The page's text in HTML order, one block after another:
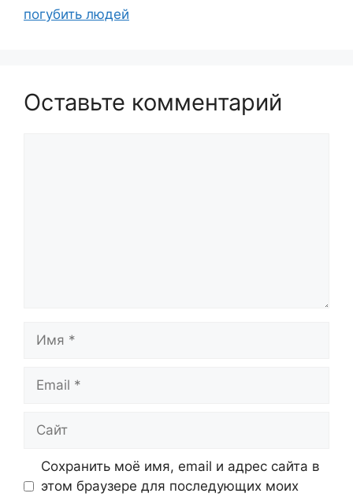
погубить людей
Оставьте комментарий
Имя
Email
Сайт
Сохранить моё имя, email и адрес сайта в
этом браузере для последующих моих